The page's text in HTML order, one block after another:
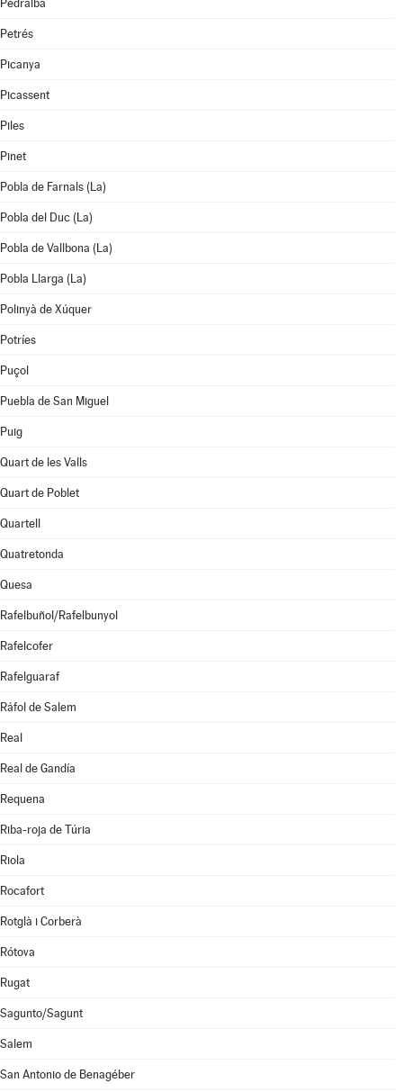
Pedralba
Petrés
Picanya
Picassent
Piles
Pinet
Pobla de Farnals (La)
Pobla del Duc (La)
Pobla de Vallbona (La)
Pobla Llarga (La)
Polinyà de Xúquer
Potríes
Puçol
Puebla de San Miguel
Puig
Quart de les Valls
Quart de Poblet
Quartell
Quatretonda
Quesa
Rafelbuñol/Rafelbunyol
Rafelcofer
Rafelguaraf
Ráfol de Salem
Real
Real de Gandía
Requena
Riba-roja de Túria
Riola
Rocafort
Rotglà i Corberà
Rótova
Rugat
Sagunto/Sagunt
Salem
San Antonio de Benagéber